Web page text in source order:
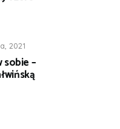
2021
sobie –